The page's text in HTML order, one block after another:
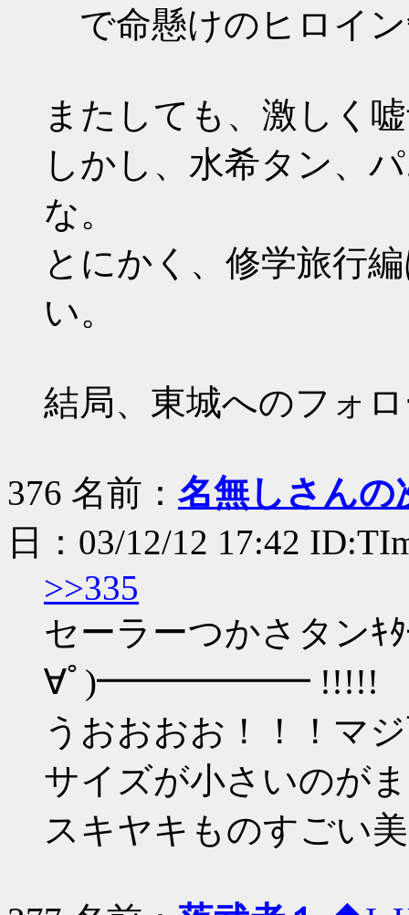
で命懸けのヒロイ
またしても、激しく
しかし、水希タン、
な。
とにかく、修学旅行
い。
結局、東城へのフォ
376 名前： 名無しさんの
日：03/12/12 17:42
>>335
セーラーつかさタ
∀ﾟ)━━━━━━ !!!!!
うおおおお！！！マ
サイズが小さいのが
スキヤキものすごい